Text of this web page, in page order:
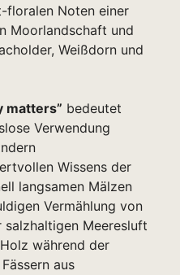
floralen Noten einer
Moorlandschaft und
Weißdorn und
matters” bedeutet
Verwendung
Wissens der
langsamen Mälzen
Vermählung von
salzhaltigen Meeresluft
während der
aus